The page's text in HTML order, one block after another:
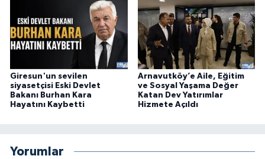
Giresun'un sevilen
siyasetçisi Eski Devlet
Bakanı Burhan Kara
Hayatını Kaybetti
Arnavutköy’e Aile, Eğitim
ve Sosyal Yaşama Değer
Katan Dev Yatırımlar
Hizmete Açıldı
Yorumlar